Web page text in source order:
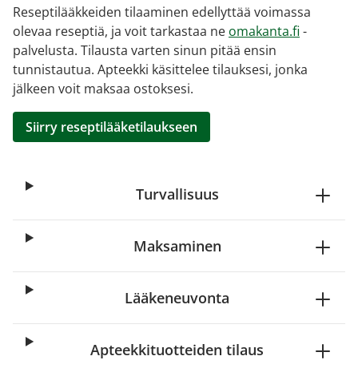
Reseptilääkkeiden tilaaminen edellyttää voimassa
olevaa reseptiä, ja voit tarkastaa ne omakanta.fi -
palvelusta. Tilausta varten sinun pitää ensin
tunnistautua. Apteekki käsittelee tilauksesi, jonka
jälkeen voit maksaa ostoksesi.
Siirry reseptilääketilaukseen
Turvallisuus
Maksaminen
Lääkeneuvonta
Apteekkituotteiden tilaus